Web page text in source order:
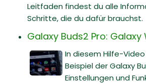
Leitfaden findest du alle
Schritte, die du dafür brauchst.
Galaxy Buds2 Pro:
In diesem Hilfe-
Beispiel der Galaxy
Einstellungen und